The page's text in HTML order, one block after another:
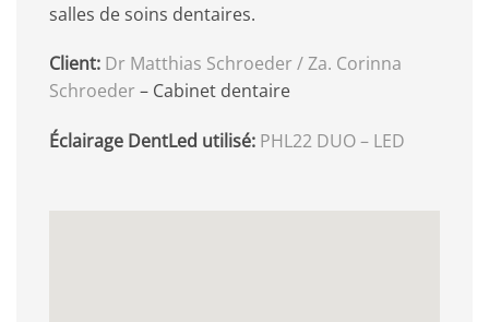
salles de soins dentaires.
Client: Dr Matthias Schroeder / Za. Corinna
Schroeder – Cabinet dentaire
Éclairage DentLed utilisé: PHL22 DUO – LED